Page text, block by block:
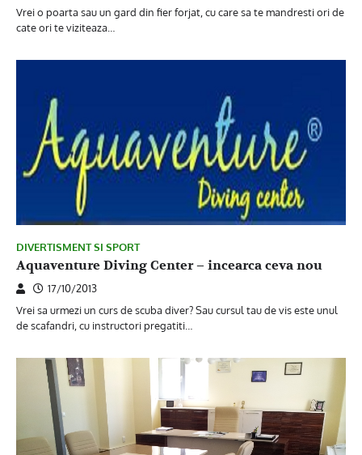
Vrei o poarta sau un gard din fier forjat, cu care sa te mandresti ori de
cate ori te viziteaza…
DIVERTISMENT SI SPORT
Aquaventure Diving Center – incearca ceva nou
17/10/2013
Vrei sa urmezi un curs de scuba diver? Sau cursul tau de vis este unul
de scafandri, cu instructori pregatiti…